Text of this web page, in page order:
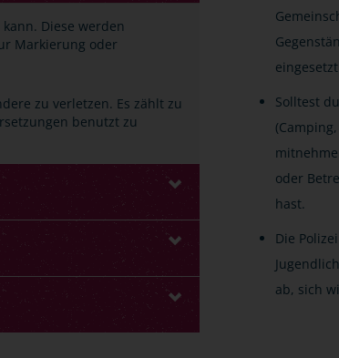
Diese werden
Markierung oder
zu verletzen. Es zählt zu
benutzt zu
Solltest
oder
hast.
Die
ab, sich